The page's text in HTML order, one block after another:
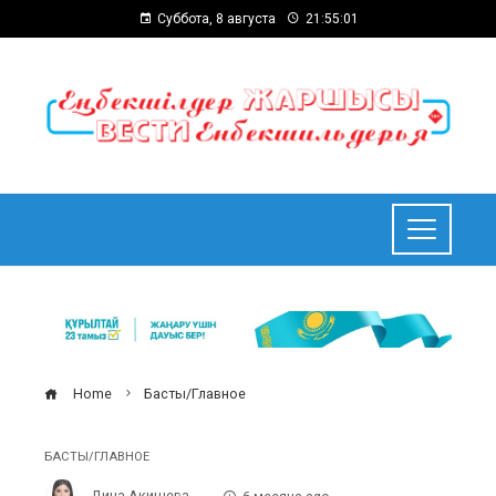
Суббота, 8 августа 21:55:01
Home Басты/Главное
БАСТЫ/ГЛАВНОЕ